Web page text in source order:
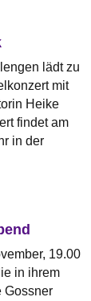
lädt zu
mit
Heike
findet am
in der
19.00
in ihrem
Gossner